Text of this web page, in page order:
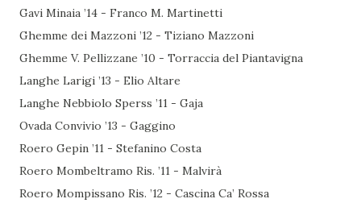
Gavi Minaia ’14 - Franco M. Martinetti
Ghemme dei Mazzoni ’12 - Tiziano Mazzoni
Ghemme V. Pellizzane ’10 - Torraccia del Piantavigna
Langhe Larigi ’13 - Elio Altare
Langhe Nebbiolo Sperss ’11 - Gaja
Ovada Convivio ’13 - Gaggino
Roero Gepin ’11 - Stefanino Costa
Roero Mombeltramo Ris. ’11 - Malvirà
Roero Mompissano Ris. ’12 - Cascina Ca’ Rossa